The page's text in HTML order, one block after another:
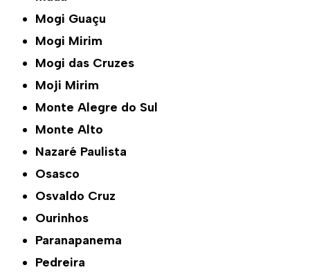
Mogi Guaçu
Mogi Mirim
Mogi das Cruzes
Moji Mirim
Monte Alegre do Sul
Monte Alto
Nazaré Paulista
Osasco
Osvaldo Cruz
Ourinhos
Paranapanema
Pedreira